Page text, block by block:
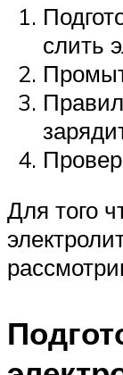
слить
Для того